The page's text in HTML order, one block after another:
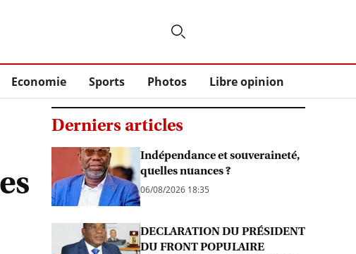
Economie Sports Photos Libre opinion
Derniers articles
Indépendance et souveraineté,
quelles nuances ?
06/08/2026 18:35
DECLARATION DU PRÉSIDENT
DU FRONT POPULAIRE